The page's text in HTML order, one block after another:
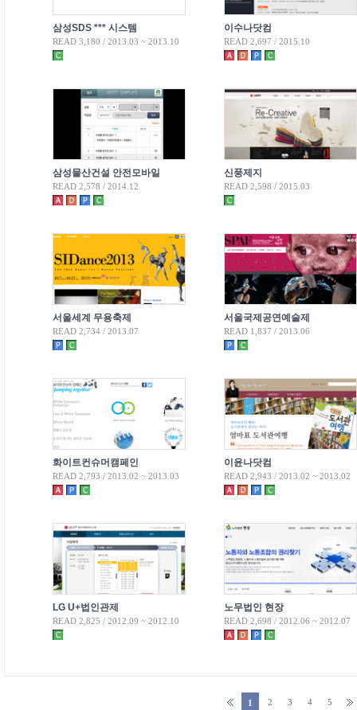
삼성SDS *** 시스템
READ 3,180 / 2013.03 ~ 2013.10
이수나닷컴
READ 2,697 / 2015.10
삼성물산건설 안전모바일
READ 2,578 / 2014.12
신풍제지
READ 2,598 / 2015.03
서울세계 무용축제
READ 2,734 / 2013.07
서울국제공연예술제
READ 1,837 / 2013.06
화이트컨슈머캠페인
READ 2,793 / 2013.02 ~ 2013.03
이윤나닷컴
READ 2,943 / 2013.02 ~ 2013.02
LG U+법인관제
READ 2,825 / 2012.09 ~ 2012.10
노무법인 현장
READ 2,698 / 2012.06 ~ 2012.07
1 2 3 4 5